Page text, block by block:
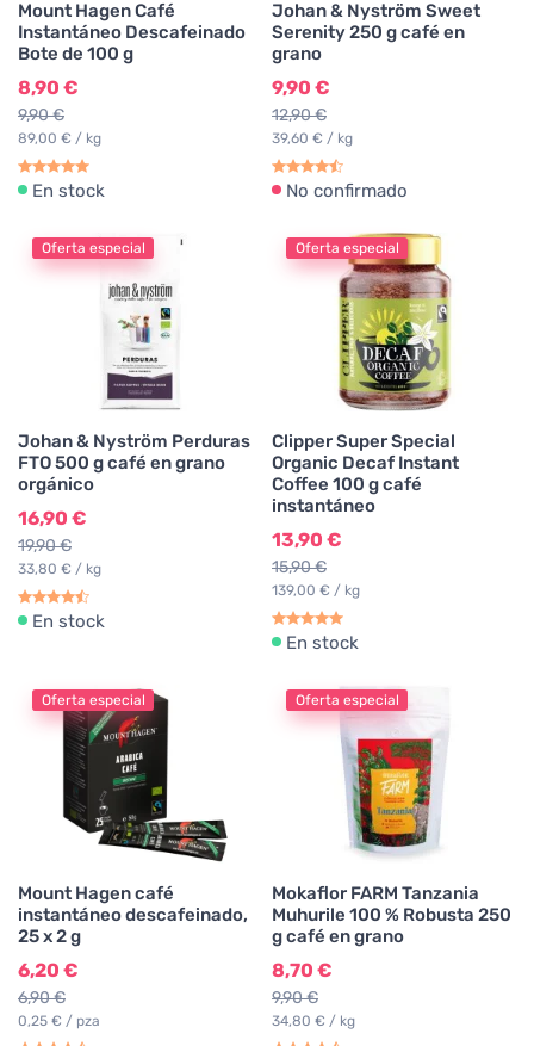
Mount Hagen Café
Instantáneo Descafeinado
Bote de 100 g
8,90 €
9,90 €
89,00 € / kg
En stock
Johan & Nyström Sweet
Serenity 250 g café en
grano
9,90 €
12,90 €
39,60 € / kg
No confirmado
Oferta especial
Johan & Nyström Perduras
FTO 500 g café en grano
orgánico
16,90 €
19,90 €
33,80 € / kg
En stock
Oferta especial
Clipper Super Special
Organic Decaf Instant
Coffee 100 g café
instantáneo
13,90 €
15,90 €
139,00 € / kg
En stock
Oferta especial
Mount Hagen café
instantáneo descafeinado,
25 x 2 g
6,20 €
6,90 €
0,25 € / pza
Oferta especial
Mokaflor FARM Tanzania
Muhurile 100 % Robusta 250
g café en grano
8,70 €
9,90 €
34,80 € / kg